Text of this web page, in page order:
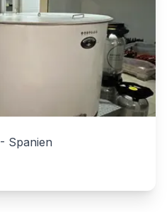
- Spanien